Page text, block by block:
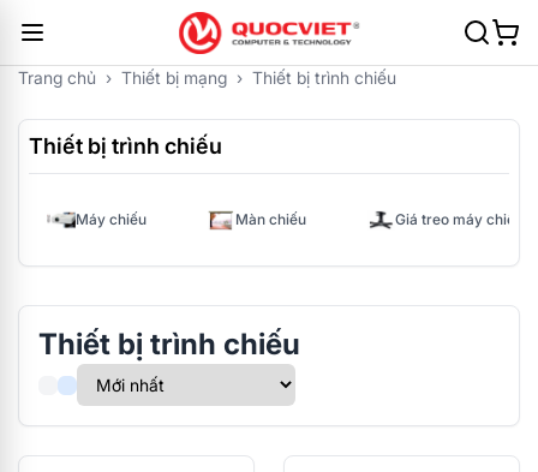
Trang chủ › Thiết bị mạng › Thiết bị trình chiếu
Thiết bị trình chiếu
Máy chiếu Màn chiếu Giá treo máy chiếu
Thiết bị trình chiếu